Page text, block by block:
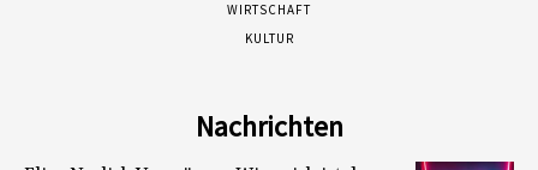
WIRTSCHAFT
KULTUR
Nachrichten